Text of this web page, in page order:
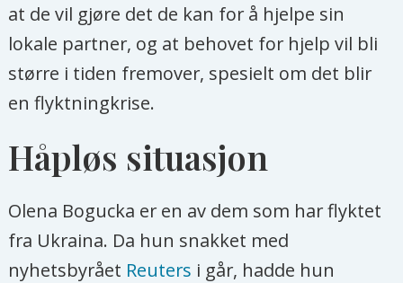
at de vil gjøre det de kan for å hjelpe sin
lokale partner, og at behovet for hjelp vil bli
større i tiden fremover, spesielt om det blir
en flyktningkrise.
Håpløs situasjon
Olena Bogucka er en av dem som har flyktet
fra Ukraina. Da hun snakket med
nyhetsbyrået Reuters i går, hadde hun